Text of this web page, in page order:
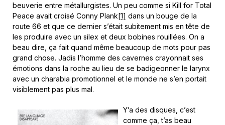
beuverie entre métallurgistes. Un peu comme si Kill for Total
Peace avait croisé Conny Plank[1] dans un bouge de la
route 66 et que ce dernier s’était subitement mis en tête de
les produire avec un silex et deux bobines rouillées. On a
beau dire, ça fait quand même beaucoup de mots pour pas
grand chose. Jadis l’homme des cavernes crayonnait ses
émotions dans la roche au lieu de se badigeonner le larynx
avec un charabia promotionnel et le monde ne s’en portait
visiblement pas plus mal.
Y’a des disques, c’est
comme ça, t’as beau